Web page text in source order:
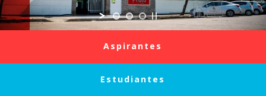
Aspirantes
Estudiantes